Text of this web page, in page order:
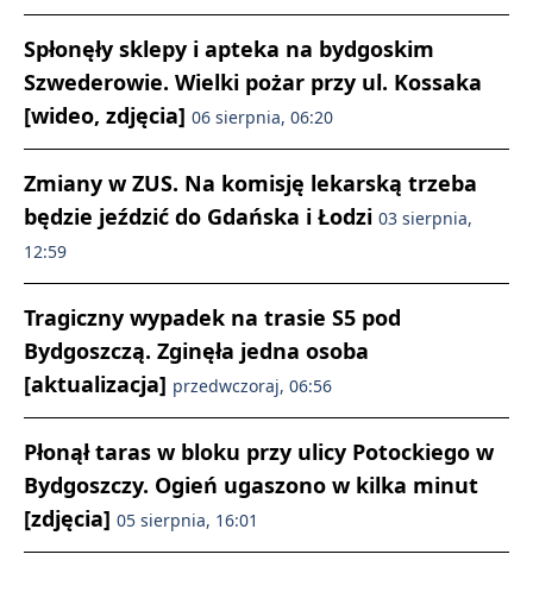
Spłonęły sklepy i apteka na bydgoskim
Szwederowie. Wielki pożar przy ul. Kossaka
[wideo, zdjęcia] 06 sierpnia, 06:20
Zmiany w ZUS. Na komisję lekarską trzeba
będzie jeździć do Gdańska i Łodzi 03 sierpnia,
12:59
Tragiczny wypadek na trasie S5 pod
Bydgoszczą. Zginęła jedna osoba
[aktualizacja] przedwczoraj, 06:56
Płonął taras w bloku przy ulicy Potockiego w
Bydgoszczy. Ogień ugaszono w kilka minut
[zdjęcia] 05 sierpnia, 16:01